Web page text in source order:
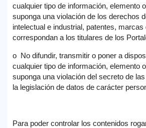
cualquier tipo de información, elemento
suponga una violación de los derechos
intelectual e industrial, patentes,
correspondan a los titulares de los
o No difundir, transmitir o poner a
cualquier tipo de información, elemento
suponga una violación del secreto de
la legislación de datos de carácter
Para poder controlar los contenidos